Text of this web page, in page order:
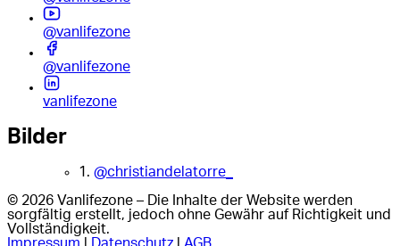
@vanlifezone
@vanlifezone
vanlifezone
Bilder
1. @christiandelatorre_
© 2026 Vanlifezone – Die Inhalte der Website werden
sorgfältig erstellt, jedoch ohne Gewähr auf Richtigkeit und
Vollständigkeit.